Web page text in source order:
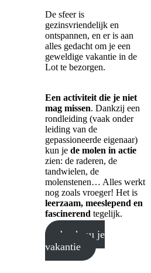
De sfeer is
gezinsvriendelijk en
ontspannen, en er is aan
alles gedacht om je een
geweldige vakantie in de
Lot te bezorgen.
Een activiteit die je niet
mag missen. Dankzij een
rondleiding (vaak onder
leiding van de
gepassioneerde eigenaar)
kun jede molen in actie
zien: de raderen, de
tandwielen, de
molenstenen… Alles werkt
nog zoals vroeger! Het is
leerzaam, meeslepend en
fascinerend tegelijk.
boek nu je
vakantie